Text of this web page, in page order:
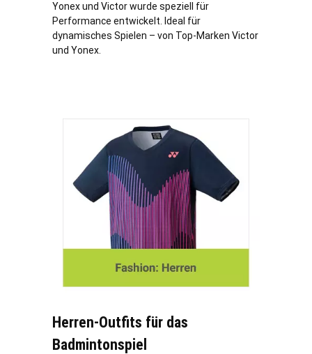
Yonex und Victor wurde speziell für
Performance entwickelt. Ideal für
dynamisches Spielen – von Top-Marken Victor
und Yonex.
Herren-Outfits für das
Badmintonspiel